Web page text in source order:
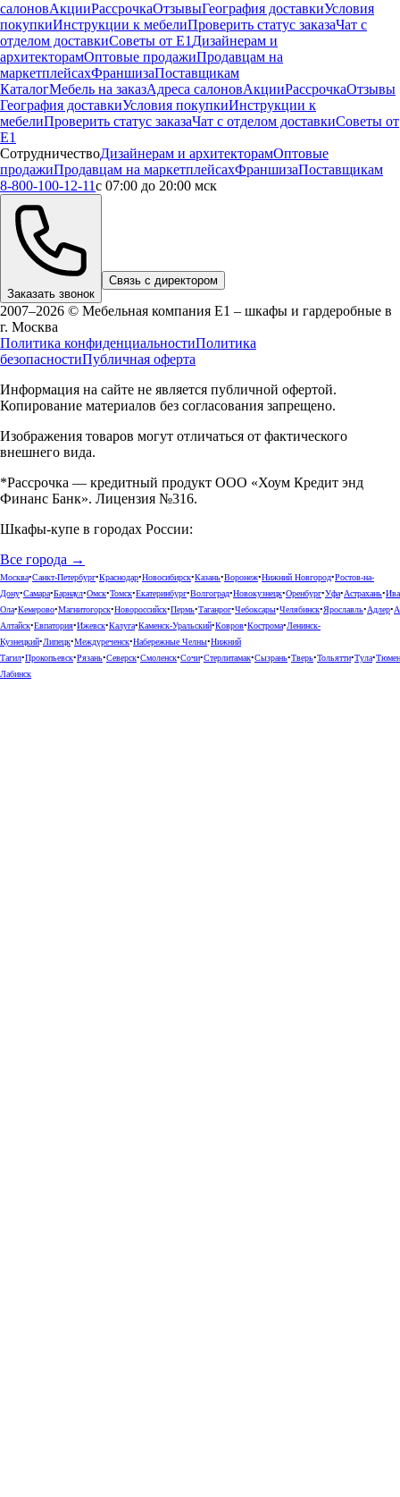
салоновАкцииРассрочкаОтзывыГеография доставкиУсловия
покупкиИнструкции к мебелиПроверить статус заказаЧат с
отделом доставкиСоветы от Е1 Дизайнерам и
архитекторамОптовые продажиПродавцам на
маркетплейсахФраншизаПоставщикам
КаталогМебель на заказАдреса салоновАкцииРассрочкаОтзывы
География доставкиУсловия покупкиИнструкции к
мебелиПроверить статус заказаЧат с отделом доставкиСоветы от
Е1
СотрудничествоДизайнерам и архитекторамОптовые
продажиПродавцам на маркетплейсахФраншизаПоставщикам
8-800-100-12-11с 07:00 до 20:00 мск
Заказать звонок
Связь с директором
2007–2026 © Мебельная компания Е1 – шкафы и гардеробные в
г. Москва
Политика конфиденциальностиПолитика
безопасностиПубличная оферта
Информация на сайте не является публичной офертой.
Копирование материалов без согласования запрещено.
Изображения товаров могут отличаться от фактического
внешнего вида.
*Рассрочка — кредитный продукт ООО «Хоум Кредит энд
Финанс Банк». Лицензия №316.
Шкафы-купе в городах России:
Все города →
Москва•Санкт-Петербург•Краснодар•Новосибирск•Казань•Воронеж•Нижний Новгород•Ростов-на-
Дону•Самара•Барнаул•Омск•Томск•Екатеринбург•Волгоград•Новокузнецк•Оренбург•Уфа•Астрахань•
Ола•Кемерово•Магнитогорск•Новороссийск•Пермь•Таганрог•Чебоксары•Челябинск•Ярославль•Адлер•
Алтайск•Евпатория•Ижевск•Калуга•Каменск-Уральский•Ковров•Кострома•Ленинск-
Кузнецкий•Липецк•Междуреченск•Набережные Челны•Нижний
Тагил•Прокопьевск•Рязань•Северск•Смоленск•Сочи•Стерлитамак•Сызрань•Тверь•Тольятти•Тула•
Лабинск